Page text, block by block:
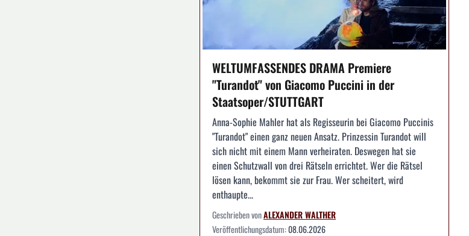
WELTUMFASSENDES DRAMA Premiere
"Turandot" von Giacomo Puccini in der
Staatsoper/STUTTGART
Anna-Sophie Mahler hat als Regisseurin bei Giacomo Puccinis
"Turandot" einen ganz neuen Ansatz. Prinzessin Turandot will
sich nicht mit einem Mann verheiraten. Deswegen hat sie
einen Schutzwall von drei Rätseln errichtet. Wer die Rätsel
lösen kann, bekommt sie zur Frau. Wer scheitert, wird
enthaupte...
Geschrieben vonALEXANDER WALTHER
Veröffentlichungsdatum:08.06.2026